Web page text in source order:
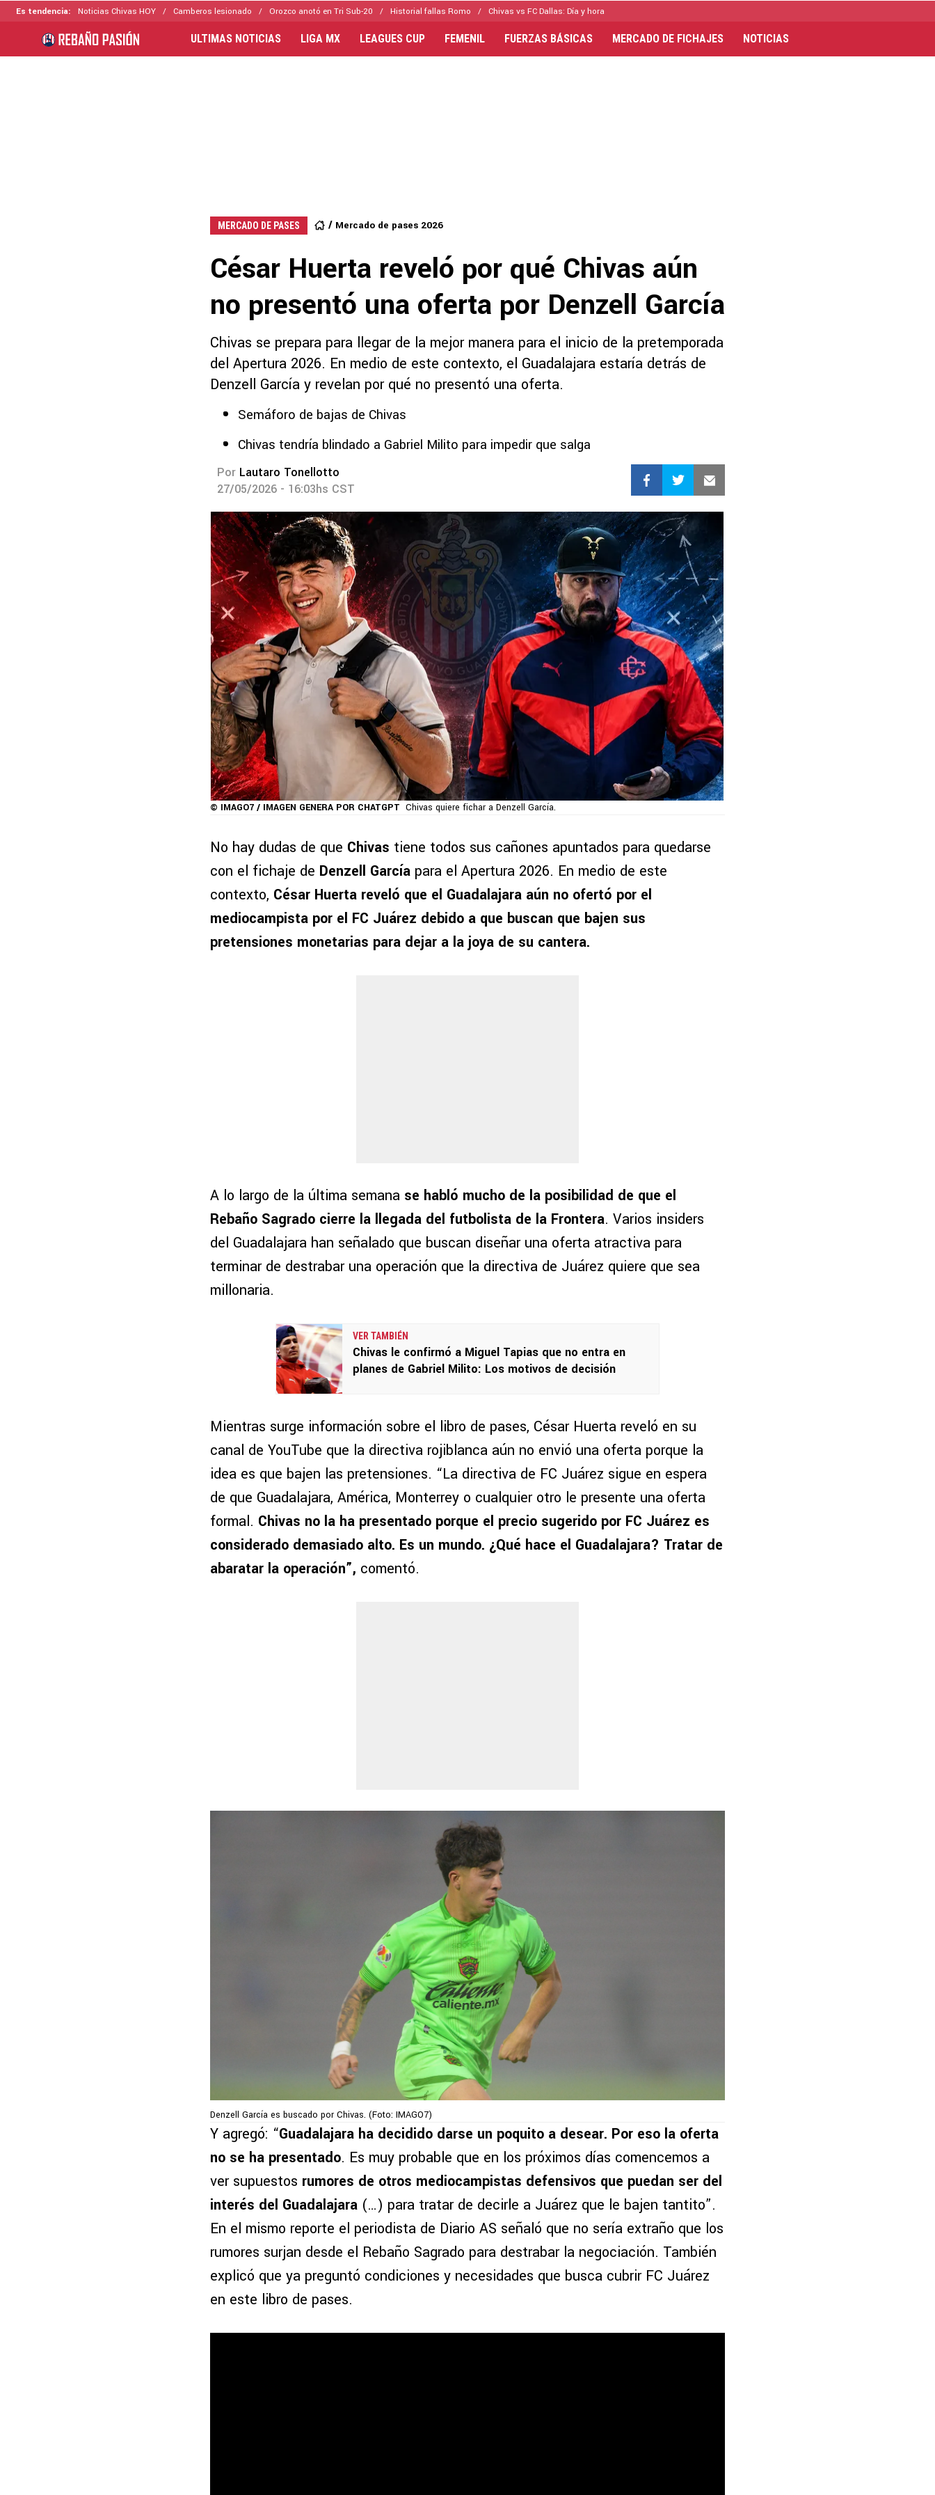
Es tendencia: Noticias Chivas HOY Camberos lesionado Orozco anotó en Tri Sub-20 Historial fallas Romo Chivas vs FC Dallas: Día y hora
ULTIMAS NOTICIAS LIGA MX LEAGUES CUP FEMENIL FUERZAS BÁSICAS MERCADO DE FICHAJES NOTICIAS
MERCADO DE PASES Mercado de pases 2026
César Huerta reveló por qué Chivas aún
no presentó una oferta por Denzell García
Chivas se prepara para llegar de la mejor manera para el inicio de la pretemporada
del Apertura 2026. En medio de este contexto, el Guadalajara estaría detrás de
Denzell García y revelan por qué no presentó una oferta.
Semáforo de bajas de Chivas
Chivas tendría blindado a Gabriel Milito para impedir que salga
Por Lautaro Tonellotto
27/05/2026 - 16:03hs CST
© IMAGO7 / IMAGEN GENERA POR CHATGPT Chivas quiere fichar a Denzell García.
No hay dudas de que Chivas tiene todos sus cañones apuntados para quedarse
con el fichaje de Denzell García para el Apertura 2026. En medio de este
contexto, César Huerta reveló que el Guadalajara aún no ofertó por el
mediocampista por el FC Juárez debido a que buscan que bajen sus
pretensiones monetarias para dejar a la joya de su cantera.
A lo largo de la última semana se habló mucho de la posibilidad de que el
Rebaño Sagrado cierre la llegada del futbolista de la Frontera. Varios insiders
del Guadalajara han señalado que buscan diseñar una oferta atractiva para
terminar de destrabar una operación que la directiva de Juárez quiere que sea
millonaria.
VER TAMBIÉN
Chivas le confirmó a Miguel Tapias que no entra en
planes de Gabriel Milito: Los motivos de decisión
Mientras surge información sobre el libro de pases, César Huerta reveló en su
canal de YouTube que la directiva rojiblanca aún no envió una oferta porque la
idea es que bajen las pretensiones. “La directiva de FC Juárez sigue en espera
de que Guadalajara, América, Monterrey o cualquier otro le presente una oferta
formal. Chivas no la ha presentado porque el precio sugerido por FC Juárez es
considerado demasiado alto. Es un mundo. ¿Qué hace el Guadalajara? Tratar de
abaratar la operación”, comentó.
Denzell García es buscado por Chivas. (Foto: IMAGO7)
Y agregó: “Guadalajara ha decidido darse un poquito a desear. Por eso la oferta
no se ha presentado. Es muy probable que en los próximos días comencemos a
ver supuestos rumores de otros mediocampistas defensivos que puedan ser del
interés del Guadalajara (…) para tratar de decirle a Juárez que le bajen tantito”.
En el mismo reporte el periodista de Diario AS señaló que no sería extraño que los
rumores surjan desde el Rebaño Sagrado para destrabar la negociación. También
explicó que ya preguntó condiciones y necesidades que busca cubrir FC Juárez
en este libro de pases.